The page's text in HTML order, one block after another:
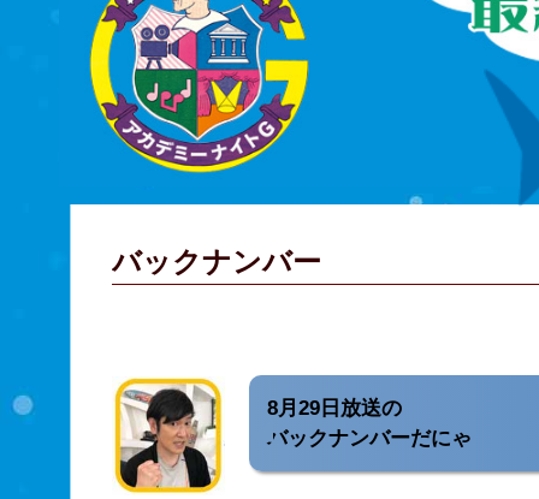
バックナンバー
8月29日放送の
バックナンバーだにゃ